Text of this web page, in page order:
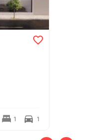
1 1